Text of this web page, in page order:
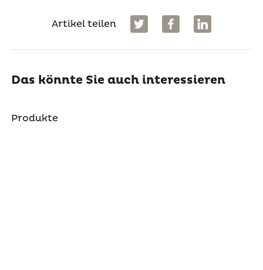
Artikel teilen
Das könnte Sie auch interessieren
Produkte